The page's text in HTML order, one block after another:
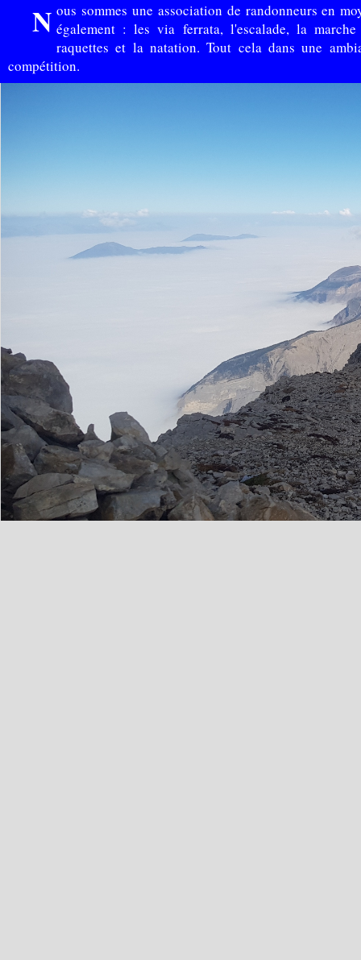
Nous sommes une association de randonneurs en moyenne montagne qui pratiquons également : les via ferrata, l'escalade, la
raquettes et la natation. Tout cela dans une
compétition.